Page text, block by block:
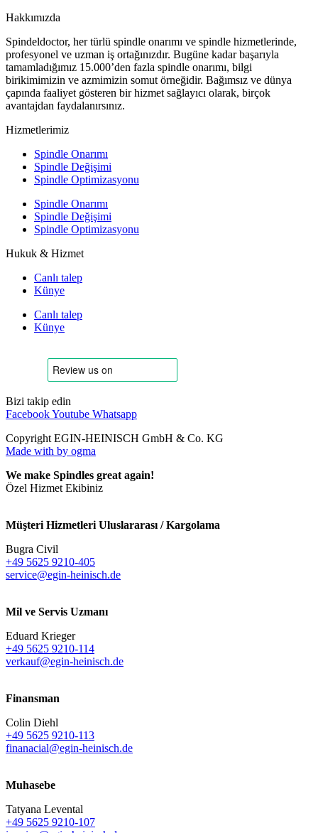
Hakkımızda
Spindeldoctor, her türlü spindle onarımı ve spindle hizmetlerinde,
profesyonel ve uzman iş ortağınızdır. Bugüne kadar başarıyla
tamamladığımız 15.000’den fazla spindle onarımı, bilgi
birikimimizin ve azmimizin somut örneğidir. Bağımsız ve dünya
çapında faaliyet gösteren bir hizmet sağlayıcı olarak, birçok
avantajdan faydalanırsınız.
Hizmetlerimiz
Spindle Onarımı
Spindle Değişimi
Spindle Optimizasyonu
Spindle Onarımı
Spindle Değişimi
Spindle Optimizasyonu
Hukuk & Hizmet
Canlı talep
Künye
Canlı talep
Künye
Bizi takip edin
FacebookYoutube Whatsapp
Copyright EGIN-HEINISCH GmbH & Co. KG
Made with by ogma
We make Spindles great again!
Özel Hizmet Ekibiniz
Müşteri Hizmetleri Uluslararası / Kargolama
Bugra Civil
+49 5625 9210-405
service@egin-heinisch.de
Mil ve Servis Uzmanı
Eduard Krieger
+49 5625 9210-114
verkauf@egin-heinisch.de
Finansman
Colin Diehl
+49 5625 9210-113
finanacial@egin-heinisch.de
Muhasebe
Tatyana Levental
+49 5625 9210-107